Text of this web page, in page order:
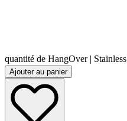
quantité de HangOver | Stainless
Ajouter au panier